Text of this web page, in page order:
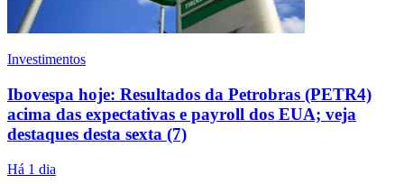
Investimentos
Ibovespa hoje: Resultados da Petrobras (PETR4)
acima das expectativas e payroll dos EUA; veja
destaques desta sexta (7)
Há 1 dia